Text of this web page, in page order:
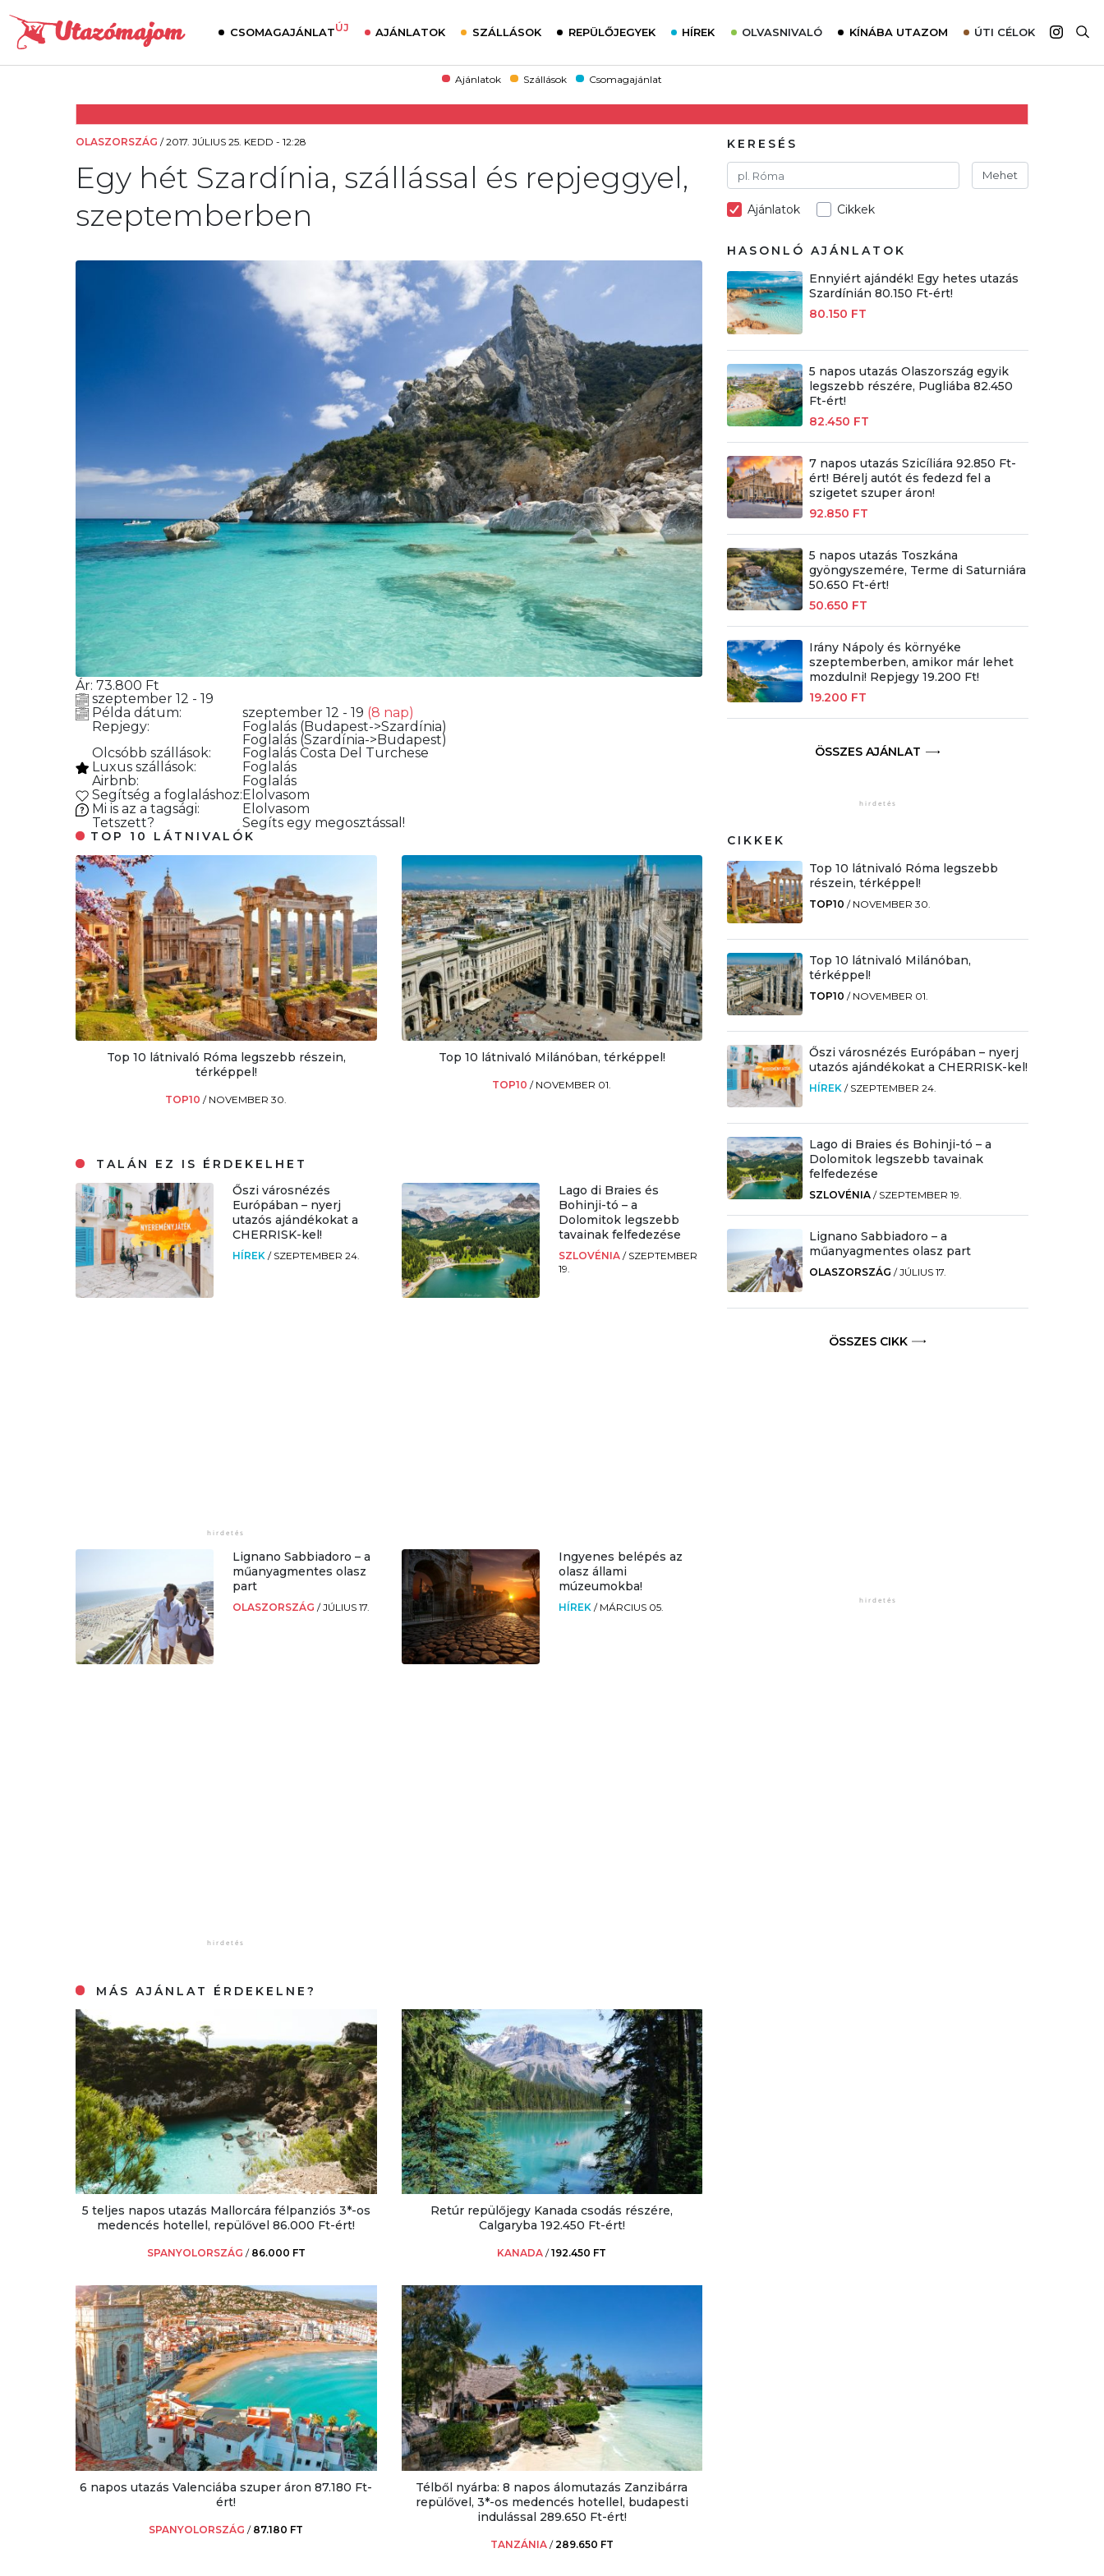
Ajánlatok Szállások Csomagajánlat
CSOMAGAJÁNLATÚJ AJÁNLATOK SZÁLLÁSOK REPÜLŐJEGYEK HÍREK OLVASNIVALÓ
Utazómajom – CitySIM kártya a világutazóknak
Interjú
Élménybeszámolók
KÍNÁBA UTAZOM ÚTI CÉLOK
Ausztrália
OLASZORSZÁG /2017. JÚLIUS 25. KEDD - 12:28
Egy hét Szardínia, szállással és repjeggyel,
szeptemberben
Ár: 73.800 Ft
szeptember 12 - 19
Példa dátum:
szeptember 12 - 19 (8 nap)
Repjegy:
Foglalás (Budapest->Szardínia)
Foglalás (Szardínia->Budapest)
Olcsóbb szállások:
Foglalás Costa Del Turchese
Luxus szállások:
Foglalás
Airbnb:
Foglalás
Segítség a foglaláshoz: Elolvasom
Mi is az a tagsági:
Elolvasom
Tetszett?
Segíts egy megosztással!
TOP 10 LÁTNIVALÓK
Top 10 látnivaló Róma legszebb részein,
térképpel!
TOP10/ NOVEMBER 30.
Top 10 látnivaló Milánóban, térképpel!
TOP10/ NOVEMBER 01.
TALÁN EZ IS ÉRDEKELHET
Őszi városnézés
Európában – nyerj
utazós ajándékokat a
CHERRISK-kel!
HÍREK/ SZEPTEMBER 24.
Lago di Braies és
Bohinji-tó – a
Dolomitok legszebb
tavainak felfedezése
SZLOVÉNIA / SZEPTEMBER
19.
Lignano Sabbiadoro – a
műanyagmentes olasz
part
OLASZORSZÁG/JÚLIUS 17.
Ingyenes belépés az
olasz állami
múzeumokba!
HÍREK / MÁRCIUS 05.
MÁS AJÁNLAT ÉRDEKELNE?
5 teljes napos utazás Mallorcára félpanziós 3*-os
medencés hotellel, repülővel 86.000 Ft-ért!
SPANYOLORSZÁG / 86.000 FT
Retúr repülőjegy Kanada csodás részére,
Calgaryba 192.450 Ft-ért!
KANADA /192.450 FT
6 napos utazás Valenciába szuper áron 87.180 Ft-
ért!
SPANYOLORSZÁG / 87.180 FT
Télből nyárba: 8 napos álomutazás Zanzibárra
repülővel, 3*-os medencés hotellel, budapesti
indulással 289.650 Ft-ért!
TANZÁNIA /289.650 FT
KERESÉS
Mehet
Ajánlatok Cikkek
HASONLÓ AJÁNLATOK
Ennyiért ajándék! Egy hetes utazás
Szardínián 80.150 Ft-ért!
80.150 FT
5 napos utazás Olaszország egyik
legszebb részére, Pugliába 82.450
Ft-ért!
82.450 FT
7 napos utazás Szicíliára 92.850 Ft-
ért! Bérelj autót és fedezd fel a
szigetet szuper áron!
92.850 FT
5 napos utazás Toszkána
gyöngyszemére, Terme di Saturniára
50.650 Ft-ért!
50.650 FT
Irány Nápoly és környéke
szeptemberben, amikor már lehet
mozdulni! Repjegy 19.200 Ft!
19.200 FT
ÖSSZES AJÁNLAT
CIKKEK
Top 10 látnivaló Róma legszebb
részein, térképpel!
TOP10 / NOVEMBER 30.
Top 10 látnivaló Milánóban,
térképpel!
TOP10 / NOVEMBER 01.
Őszi városnézés Európában – nyerj
utazós ajándékokat a CHERRISK-kel!
HÍREK / SZEPTEMBER 24.
Lago di Braies és Bohinji-tó – a
Dolomitok legszebb tavainak
felfedezése
SZLOVÉNIA / SZEPTEMBER 19.
Lignano Sabbiadoro – a
műanyagmentes olasz part
OLASZORSZÁG /JÚLIUS 17.
ÖSSZES CIKK